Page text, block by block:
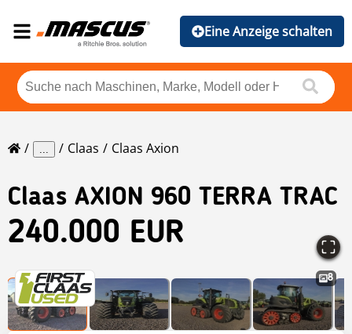
Eine Anzeige schalten
... Claas Claas Axion
Claas AXION 960 TERRA TRAC
240.000 EUR
8